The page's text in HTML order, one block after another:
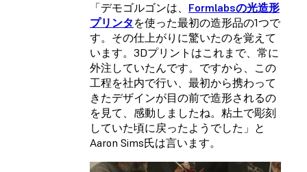
「デモゴルゴンは、 Formlabsの光造形
プリンタ を使った最初の造形品の1つで
す。その仕上がりに驚いたのを覚えて
います。3Dプリントはこれまで、常に
外注していたんです。ですから、この
工程を社内で行い、最初から携わって
きたデザインが目の前で造形されるの
を見て、感動しましたね。粘土で彫刻
していた頃に戻ったようでした」と
Aaron Sims氏は言います。